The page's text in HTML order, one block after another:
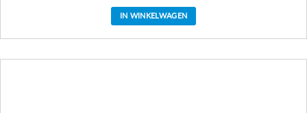
IN WINKELWAGEN